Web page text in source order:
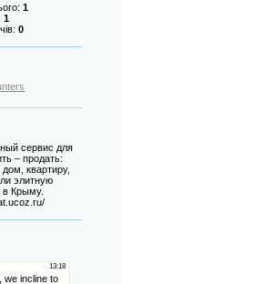
1
1
0
сервис для
– продать:
квартиру,
элитную
в Крыму.